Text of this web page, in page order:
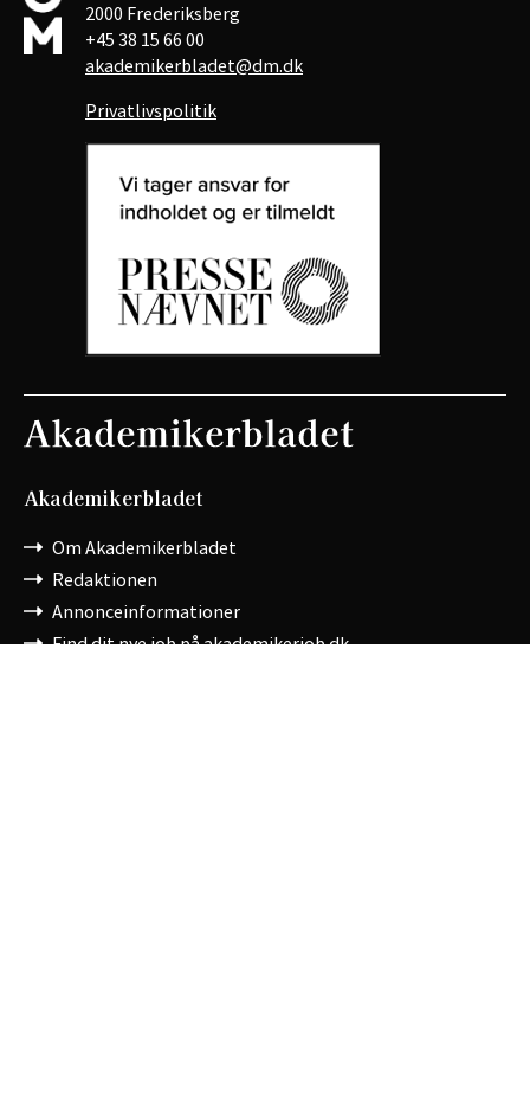
2000 Frederiksberg
+45 38 15 66 00
akademikerbladet@dm.dk
Privatlivspolitik
Akademikerbladet
Om Akademikerbladet
Redaktionen
Annonceinformationer
Find dit nye job på akademikerjob.dk